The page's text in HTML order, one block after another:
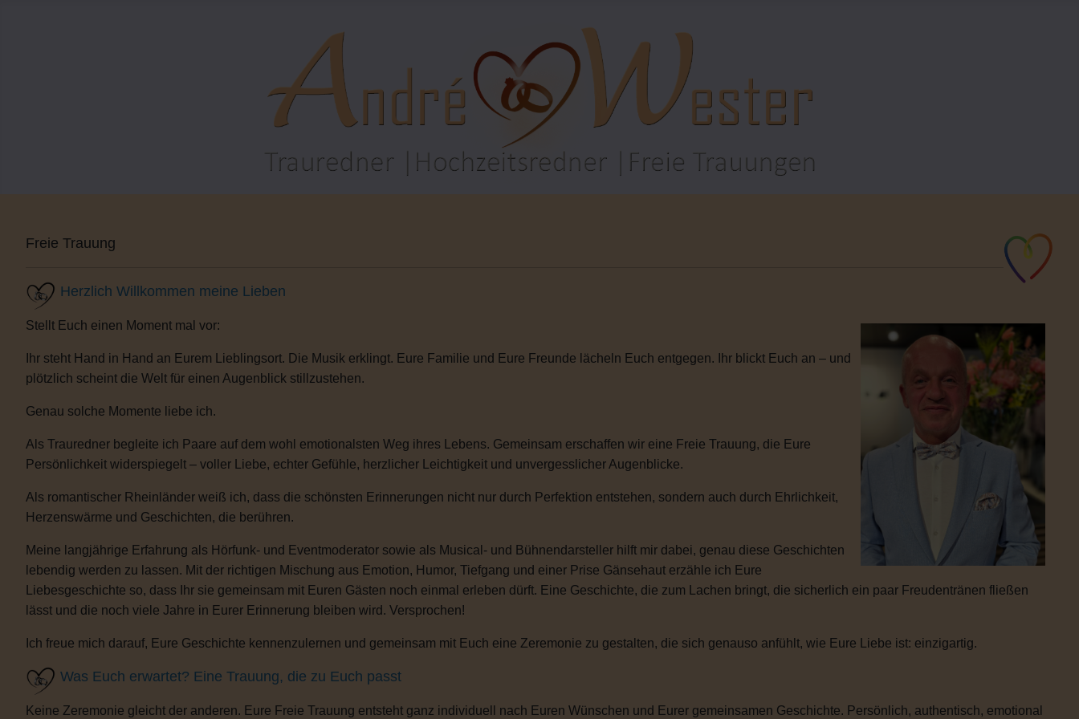
Freie Trauung
Herzlich Willkommen meine Lieben
Stellt Euch einen Moment mal vor:
Ihr steht Hand in Hand an Eurem Lieblingsort. Die Musik erklingt. Eure Familie und Eure Freunde lächeln Euch entgegen. Ihr blickt Euch an – und
plötzlich scheint die Welt für einen Augenblick stillzustehen.
Genau solche Momente liebe ich.
Als Trauredner begleite ich Paare auf dem wohl emotionalsten Weg ihres Lebens. Gemeinsam erschaffen wir eine Freie Trauung, die Eure
Persönlichkeit widerspiegelt – voller Liebe, echter Gefühle, herzlicher Leichtigkeit und unvergesslicher Augenblicke.
Als romantischer Rheinländer weiß ich, dass die schönsten Erinnerungen nicht nur durch Perfektion entstehen, sondern auch durch Ehrlichkeit,
Herzenswärme und Geschichten, die berühren.
Meine langjährige Erfahrung als Hörfunk- und Eventmoderator sowie als Musical- und Bühnendarsteller hilft mir dabei, genau diese Geschichten
lebendig werden zu lassen. Mit der richtigen Mischung aus Emotion, Humor, Tiefgang und einer Prise Gänsehaut erzähle ich Eure
Liebesgeschichte so, dass Ihr sie gemeinsam mit Euren Gästen noch einmal erleben dürft. Eine Geschichte, die zum Lachen bringt, die sicherlich ein paar Freudentränen fließen
lässt und die noch viele Jahre in Eurer Erinnerung bleiben wird. Versprochen!
Ich freue mich darauf, Eure Geschichte kennenzulernen und gemeinsam mit Euch eine Zeremonie zu gestalten, die sich genauso anfühlt, wie Eure Liebe ist: einzigartig.
Was Euch erwartet? Eine Trauung, die zu Euch passt
Keine Zeremonie gleicht der anderen. Eure Freie Trauung entsteht ganz individuell nach Euren Wünschen und Eurer gemeinsamen Geschichte. Persönlich, authentisch, emotional